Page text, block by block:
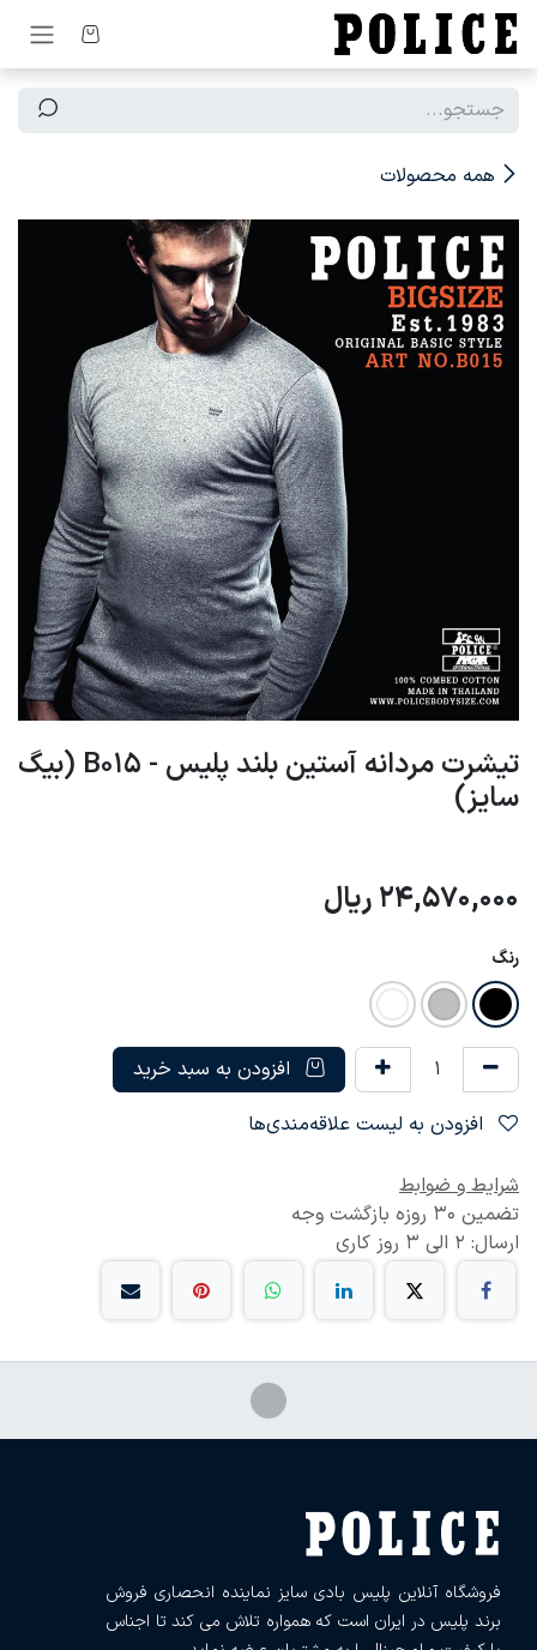
صرف نظر و مشاهده محتوا
همه محصولات
تیشرت مردانه آستین بلند پلیس - B015 (بیگ
سایز)
24,570,000 ریال
رنگ
افزودن به سبد خرید
شرایط و ضوابط
تضمین 30 روزه بازگشت وجه
ارسال: 2 الی 3 روز کاری
فروشگاه آنلاین پلیس بادی سایز نماینده انحصاری فروش
برند پلیس در ایران است که همواره تلاش می کند تا اجناس